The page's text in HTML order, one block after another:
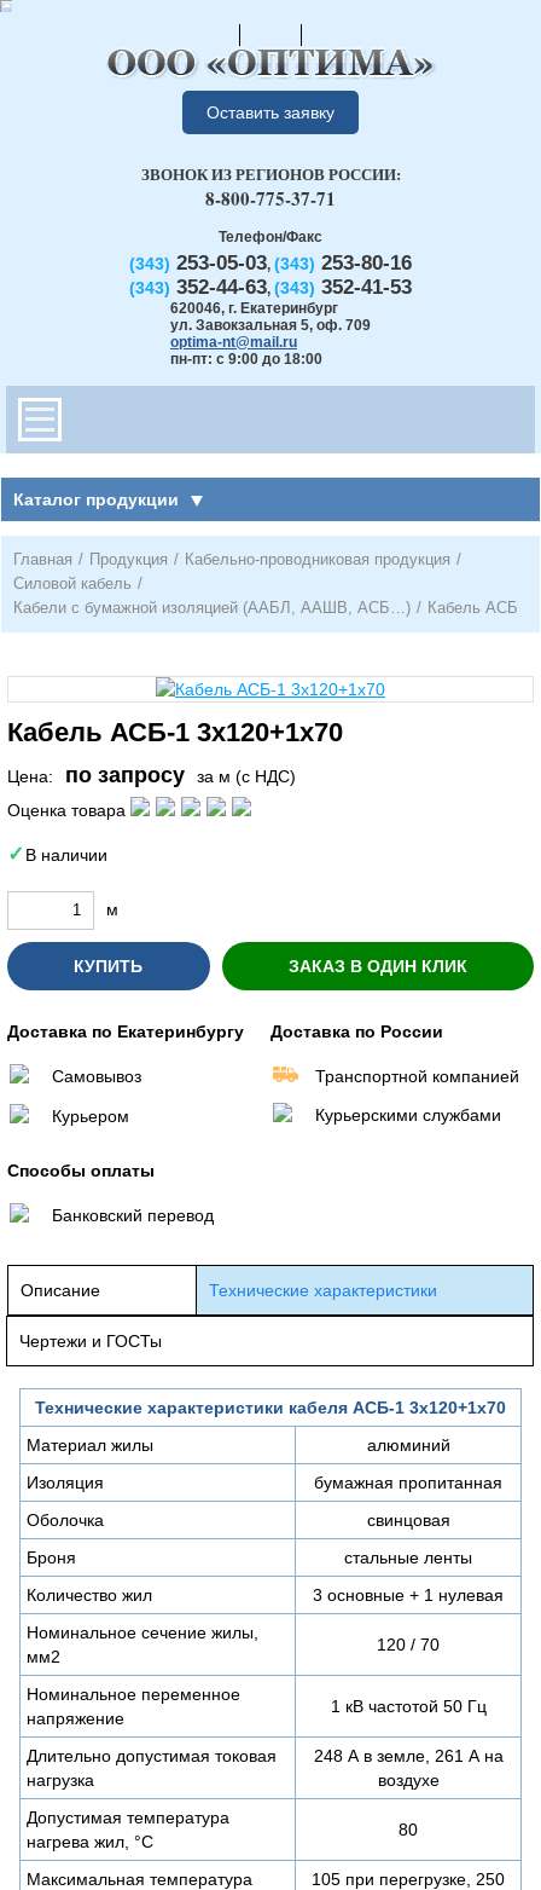
Оставить заявку
Телефон/Факс
(343) 253-05-03, (343) 253-80-16
(343) 352-44-63, (343) 352-41-53
620046, г. Екатеринбург
ул. Завокзальная 5, оф. 709
optima-nt@mail.ru
пн-пт: с 9:00 до 18:00
ЗВОНОК ИЗ РЕГИОНОВ РОССИИ:
8-800-775-37-71
Каталог продукции
Главная / Продукция / Кабельно-проводниковая продукция /
Силовой кабель /
Кабели с бумажной изоляцией (ААБЛ, ААШВ, АСБ…) / Кабель АСБ
Кабель АСБ-1 3х120+1х70
Цена: по запросу
за м (с НДС)
Оценка товара
В наличии
м
КУПИТЬ ЗАКАЗ В ОДИН КЛИК
Доставка по Екатеринбургу
Самовывоз
Курьером
Доставка по России
Транспортной компанией
Курьерскими службами
Способы оплаты
Банковский перевод
Описание Технические характеристики
Чертежи и ГОСТы
Технические характеристики кабеля АСБ-1 3х120+1х70
Материал жилы
алюминий
Изоляция
бумажная пропитанная
Оболочка
свинцовая
Броня
стальные ленты
Количество жил
3 основные + 1 нулевая
Номинальное сечение жилы,
мм2
120 / 70
Номинальное переменное
напряжение
1 кВ частотой 50 Гц
Длительно допустимая токовая
нагрузка
248 А в земле, 261 А на
воздухе
Допустимая температура
нагрева жил, °C
80
Максимальная температура
105 при перегрузке, 250